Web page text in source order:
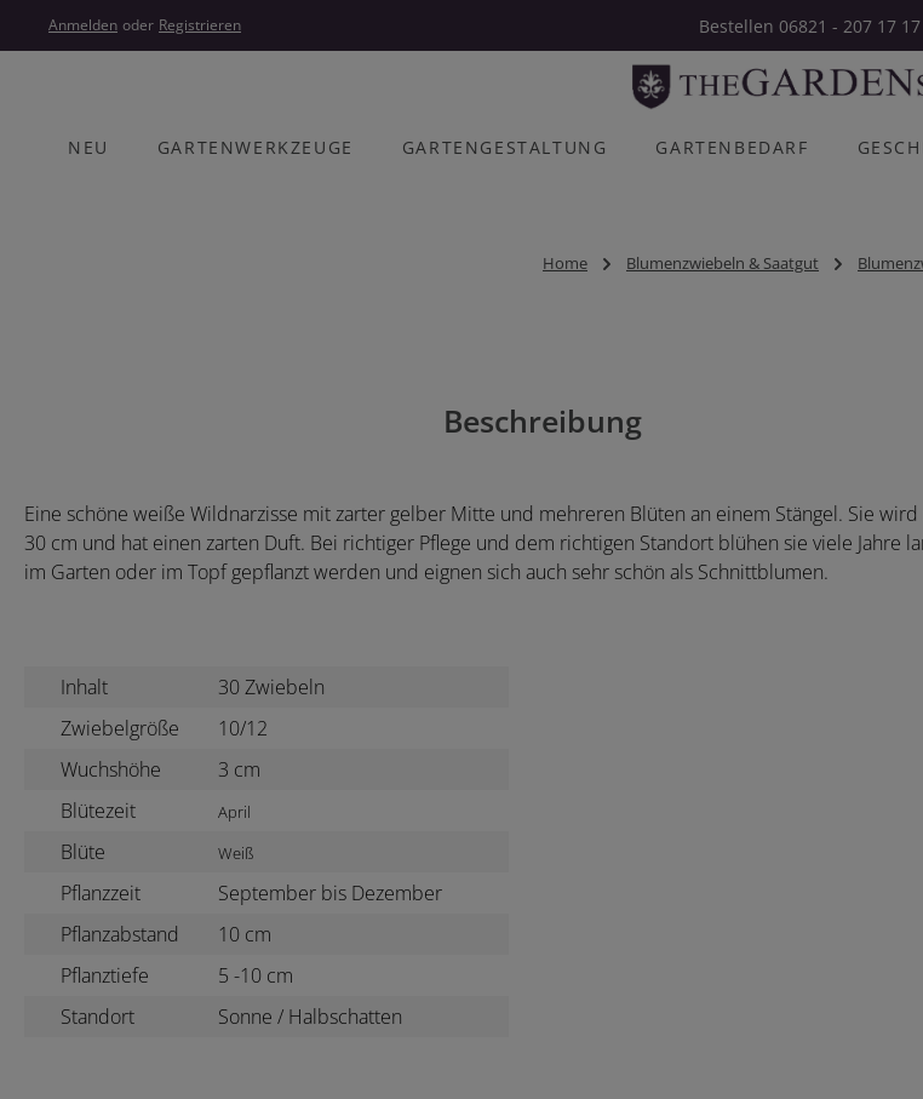
Hauptinhalt springen
Zur Hauptnavigation springen
Anmelden oder Registrieren Bestellen 06821 - 207 17 17
NEU GARTENWERKZEUGE GARTENGESTALTUNG GARTENBEDARF
Home Blumenzwiebeln & Saatgut
Beschreibung
Eine schöne weiße Wildnarzisse mit zarter gelber Mitte und mehreren Blüten an einem Stängel. Sie
30 cm und hat einen zarten Duft. Bei richtiger Pflege und dem richtigen Standort blühen sie viele Jahre
im Garten oder im Topf gepflanzt werden und eignen sich auch sehr schön als Schnittblumen.
Inhalt
30 Zwiebeln
Zwiebelgröße
10/12
Wuchshöhe
3 cm
Blütezeit
April
Blüte Weiß
Pflanzzeit
September bis Dezember
Pflanzabstand
10 cm
Pflanztiefe
5 -10 cm
Standort
Sonne / Halbschatten